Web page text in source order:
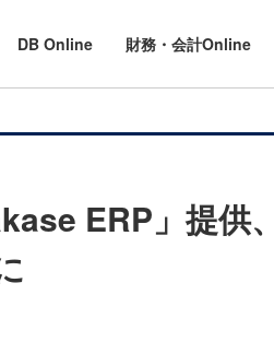
DB Online 財務・会計Online
ERP」提供